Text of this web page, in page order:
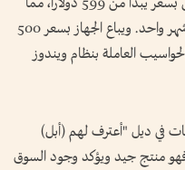
ساهم في دعم نتائجها للربع المالي الثاني ‌بعد شهر واحد. ويباع الجهاز بسعر 500
العاملة بنظام ويندوز
في ديل "أعترف لهم (أبل)
منتج جيد ⁠ويؤكد وجود السوق